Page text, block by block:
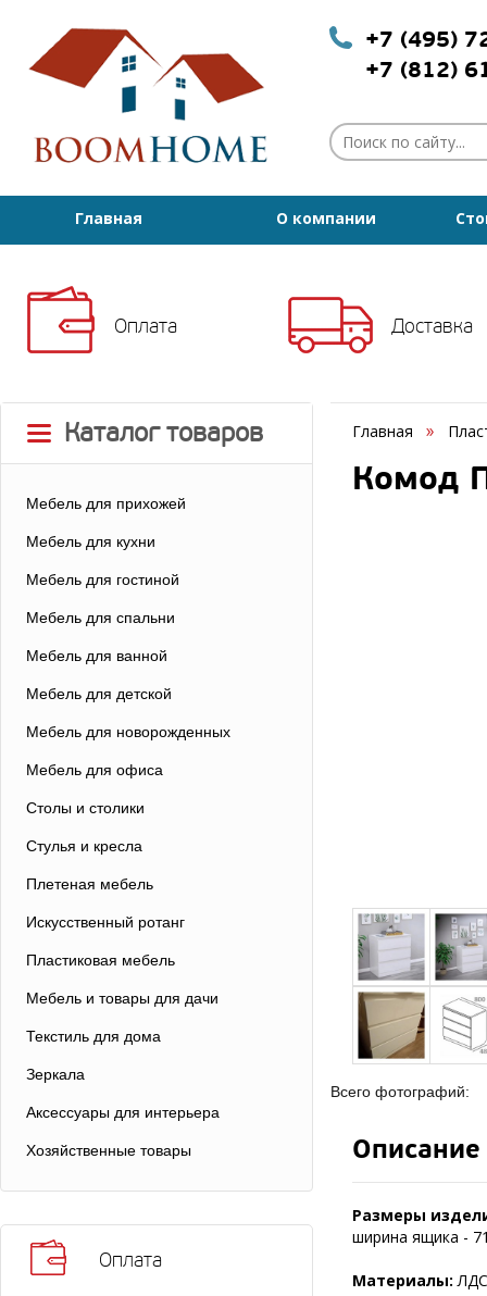
+7 (495)
+7 (812)
Главная О компании
Оплата Доставка
Каталог товаров
Мебель для прихожей
Мебель для кухни
Мебель для гостиной
Мебель для спальни
Мебель для ванной
Мебель для детской
Мебель для новорожденных
Мебель для офиса
Столы и столики
Стулья и кресла
Плетеная мебель
Искусственный ротанг
Пластиковая мебель
Мебель и товары для дачи
Текстиль для дома
Зеркала
Аксессуары для интерьера
Хозяйственные товары
Оплата
Главная
Комод
Всего фотографий:
Описание
Размеры
ширина ящика -
Материалы: